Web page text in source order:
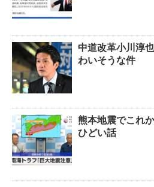
中道改革小川淳
わいそうな件
熊本地震でこれ
ひどい話